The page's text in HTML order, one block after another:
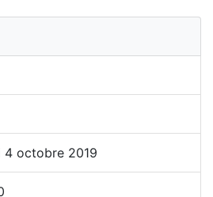
4 octobre 2019